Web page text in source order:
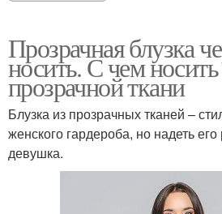
Прозрачная блузка
носить. С чем
прозрачной ткани
Блузка из прозрачных тканей –
женского гардероба, но надеть
девушка.